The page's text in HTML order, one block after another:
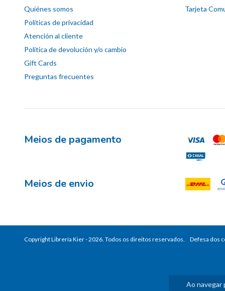
Ao
Quiénes somos
Políticas de privacidad
Atención al cliente
Política de devolución y/o cambio
Gift Cards
Preguntas frecuentes
Tarjeta
Meios de pagamento
Meios de envio
Copyright Librería Kier - 2026. Todos os direitos reservados. Defesa dos